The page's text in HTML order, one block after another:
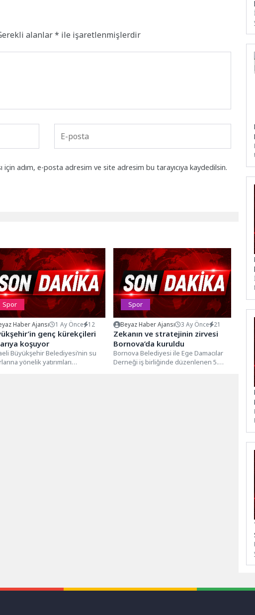
alanlar* ile işaretlenmişlerdir
için adım, e-posta adresim ve site adresim bu tarayıcıya kaydedilsin.
Spor
Haber Ajansı 1 Ay Önce 12
genç kürekçileri
koşuyor
Büyükşehir Belediyesi’nin su
yönelik yatırımları
Spor
Beyaz Haber Ajansı 3 Ay Önce 21
Zekanın ve stratejinin zirvesi
Bornova’da kuruldu
Bornova Belediyesi ile Ege Damacılar
Derneği iş birliğinde düzenlenen 5.